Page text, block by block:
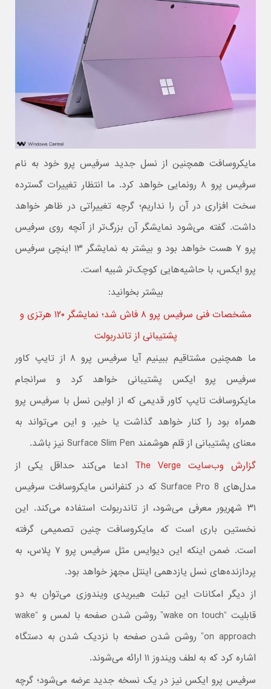
مایکروسافت همچنین از نسل جدید سرفیس پرو خود به نام
سرفیس پرو ۸ رونمایی خواهد کرد. ما انتظار تغییرات گسترده
سخت افزاری در آن را نداریم؛ گرچه تغییراتی در ظاهر خواهد
داشت. گفته می‌شود نمایشگر آن بزرگ‌تر از آنچه روی سرفیس
پرو ۷ هست خواهد بود و بیشتر به نمایشگر ۱۳ اینچی سرفیس
پرو ایکس، با حاشیه‌هایی کوچک‌تر شبیه است.
بیشتر بخوانید:
مشخصات فنی سرفیس پرو ۸ فاش شد؛ نمایشگر ۱۲۰ هرتزی و
پشتیبانی از تاندربولت
ما همچنین مشتاقیم ببینیم آیا سرفیس پرو ۸ از تایپ کاور
سرفیس پرو ایکس پشتیبانی خواهد کرد و سرانجام
مایکروسافت تایپ کاور قدیمی که از اولین نسل با سرفیس پرو
همراه بود را کنار خواهد گذاشت یا خیر. و این می‌تواند به
معنای پشتیبانی از قلم هوشمند Surface Slim Pen نیز باشد.
گزارش وب‌سایت The Verge
ادعا می‌کند حداقل یکی از
مدل‌های Surface Pro 8 که در کنفرانس مایکروسافت سرفیس
۳۱ شهریور معرفی می‌شود، از تاندربولت استفاده می‌کند. این
نخستین باری است که مایکروسافت چنین تصمیمی گرفته
است. ضمن اینکه این دیوایس مثل سرفیس پرو ۷ پلاس، به
پردازنده‌های نسل یازدهمی اینتل مجهز خواهد بود.
از دیگر امکانات این تبلت هیبریدی ویندوزی می‌توان به دو
قابلیت “wake on touch” روشن شدن صفحه با لمس و “wake
on approach” روشن شدن صفحه با نزدیک شدن به دستگاه
اشاره کرد که به لطف ویندوز ۱۱ ارائه می‌شوند.
سرفیس پرو ایکس نیز در یک نسخه جدید عرضه می‌شود؛ گرچه